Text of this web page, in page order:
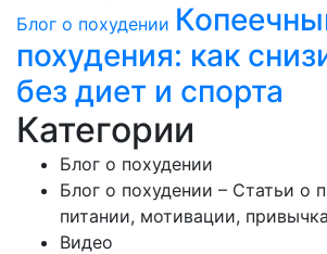
Блог о похудении
похудения: как
без диет и спорта
Категории
Блог о похудении
Блог о похудении – Статьи о
питании, мотивации,
Видео